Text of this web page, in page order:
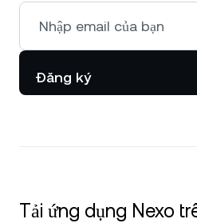
Đăng ký
Tải ứng dụng Nexo